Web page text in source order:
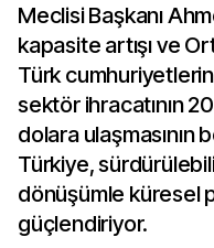
Meclisi Başkanı
kapasite artışı ve
Türk
sektör ihracatının
dolara ulaşmasının
Türkiye,
dönüşümle küresel
güçlendiriyor.